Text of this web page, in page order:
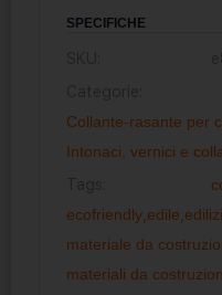
SPECIFICHE
Collante-rasante per
Intonaci, vernici e
ecofriendly edile
materiale da
materiali da